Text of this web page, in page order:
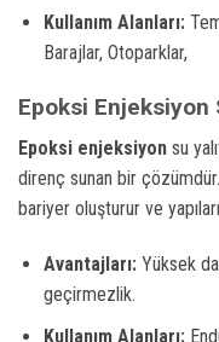
Kullanım Alanları:
Barajlar, Otoparklar,
Epoksi Enjeksiyon
Epoksi enjeksiyon su
direnç sunan bir
bariyer oluşturur ve
Avantajları:Yüksek
geçirmezlik.
Kullanım Alanları: